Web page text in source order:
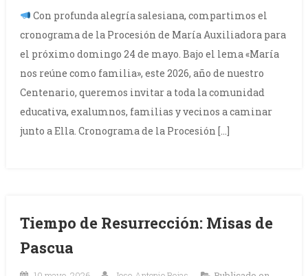
Con profunda alegría salesiana, compartimos el
cronograma de la Procesión de María Auxiliadora para
el próximo domingo 24 de mayo. Bajo el lema «María
nos reúne como familia», este 2026, año de nuestro
Centenario, queremos invitar a toda la comunidad
educativa, exalumnos, familias y vecinos a caminar
junto a Ella. Cronograma de la Procesión […]
Tiempo de Resurrección: Misas de
Pascua